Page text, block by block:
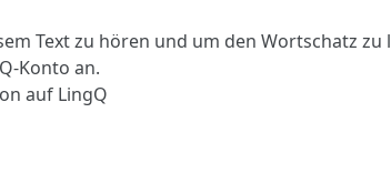
Text zu hören und um den Wortschatz zu
Konto an.
auf LingQ